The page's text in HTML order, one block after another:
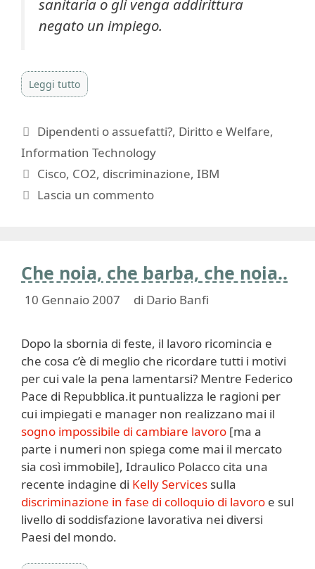
negato un impiego.
Leggi tutto
Categorie
Dipendenti o assuefatti?, Diritto e Welfare,
Information Technology
Tag
Cisco, CO2, discriminazione,IBM
Lascia un commento
Che noia, che barba, che noia..
10 Gennaio 2007 di Dario Banfi
Dopo la sbornia di feste, il lavoro ricomincia e
che cosa c’è di meglio che ricordare tutti i motivi
per cui vale la pena lamentarsi? Mentre Federico
Pace di Repubblica.it puntualizza le ragioni per
cui impiegati e manager non realizzano mai il
sogno impossibile di cambiare lavoro [ma a
parte i numeri non spiega come mai il mercato
sia così immobile], Idraulico Polacco cita una
recente indagine di Kelly Services sulla
discriminazione in fase di colloquio di lavoro e sul
livello di soddisfazione lavorativa nei diversi
Paesi del mondo.